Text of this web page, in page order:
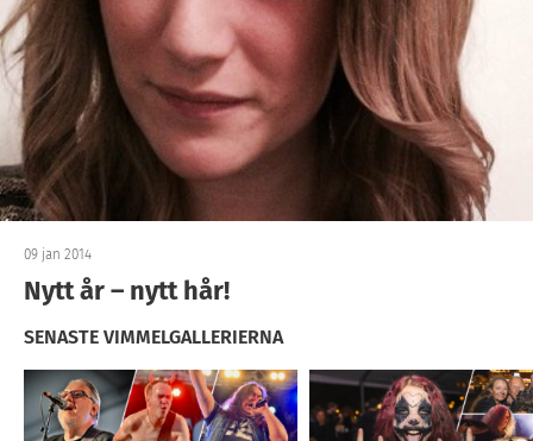
09 jan 2014
Nytt år – nytt hår!
SENASTE VIMMELGALLERIERNA